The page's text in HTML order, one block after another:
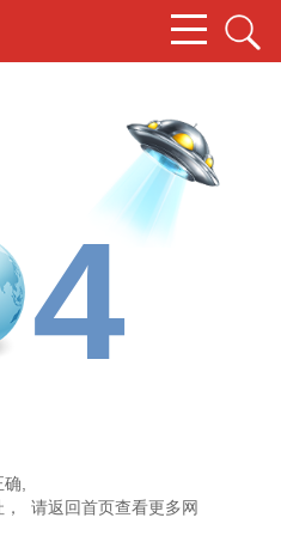
4
,
， 请返回首页查看更多网